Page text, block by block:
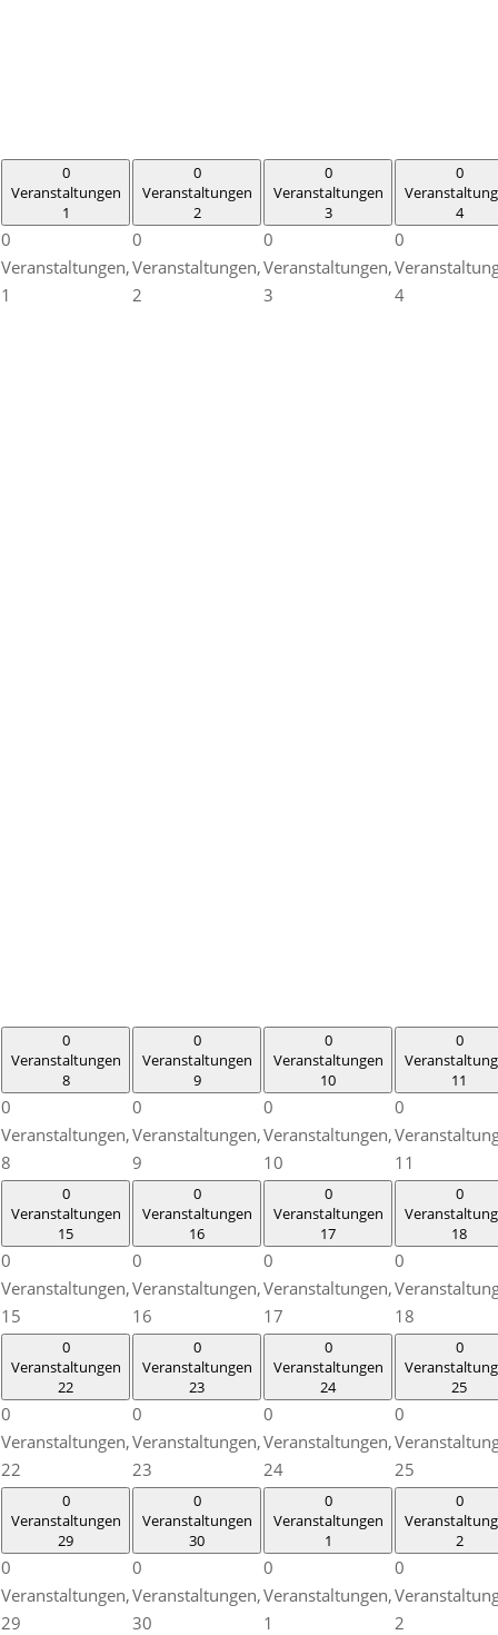
0
Veranstaltungen
1
0
Veranstaltungen,
1
0
Veranstaltungen
2
0
Veranstaltungen,
2
0
Veranstaltungen
3
0
Veranstaltungen,
3
0
4
0
4
0
Veranstaltungen
8
0
Veranstaltungen,
8
0
Veranstaltungen
9
0
Veranstaltungen,
9
0
Veranstaltungen
10
0
Veranstaltungen,
10
0
11
0
11
0
Veranstaltungen
15
0
Veranstaltungen,
15
0
Veranstaltungen
16
0
Veranstaltungen,
16
0
Veranstaltungen
17
0
Veranstaltungen,
17
0
18
0
18
0
Veranstaltungen
22
0
Veranstaltungen,
22
0
Veranstaltungen
23
0
Veranstaltungen,
23
0
Veranstaltungen
24
0
Veranstaltungen,
24
0
25
0
25
0
Veranstaltungen
29
0
Veranstaltungen,
29
0
Veranstaltungen
30
0
Veranstaltungen,
30
0
Veranstaltungen
1
0
Veranstaltungen,
1
0
2
0
2